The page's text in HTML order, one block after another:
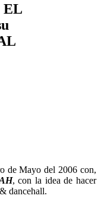
EL
de Mayo del 2006 con,
, con la idea de hacer
dancehall.